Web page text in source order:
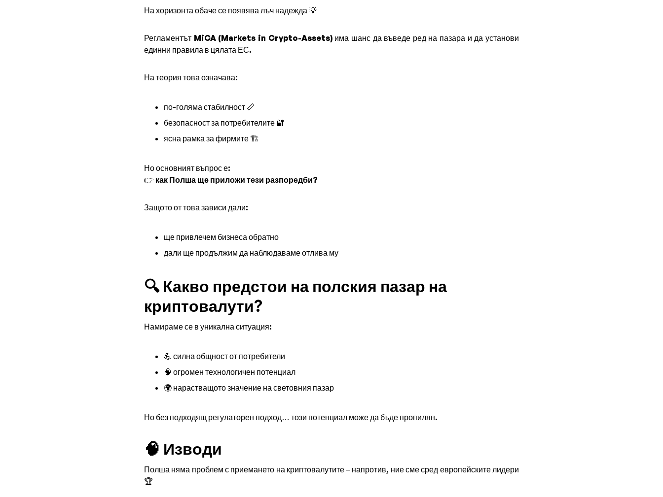
На хоризонта обаче се появява лъч надежда 💡
Регламентът MiCA (Markets in Crypto-Assets)има шанс да въведе ред на пазара и да установи
единни правила в цялата ЕС.
На теория това означава:
по-голяма стабилност 📏
безопасност за потребителите 🔐
ясна рамка за фирмите 🏗️
Но основният въпрос е:
👉 как Полша ще приложи тези разпоредби?
Защото от това зависи дали:
ще привлечем бизнеса обратно
дали ще продължим да наблюдаваме отлива му
🔍 Какво предстои на полския пазар на
криптовалути?
Намираме се в уникална ситуация:
💪 силна общност от потребители
🧠 огромен технологичен потенциал
🌍 нарастващото значение на световния пазар
Но без подходящ регулаторен подход… този потенциал може да бъде пропилян.
🧠 Изводи
Полша няма проблем с приемането на криптовалутите – напротив, ние сме сред европейските лидери
🏆